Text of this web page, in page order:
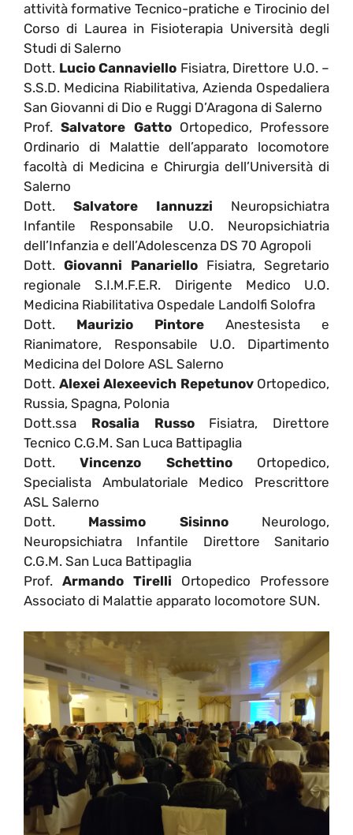
attività formative Tecnico-pratiche e Tirocinio del
Corso di Laurea in Fisioterapia Università degli
Studi di Salerno
Dott. Lucio Cannaviello Fisiatra, Direttore U.O. –
S.S.D. Medicina Riabilitativa, Azienda Ospedaliera
San Giovanni di Dio e Ruggi D’Aragona di Salerno
Prof.Salvatore GattoOrtopedico, Professore
Ordinario di Malattie dell’apparato locomotore
facoltà di Medicina e Chirurgia dell’Università di
Salerno
Dott. Salvatore Iannuzzi Neuropsichiatra
Infantile Responsabile U.O. Neuropsichiatria
dell’Infanzia e dell’Adolescenza DS 70 Agropoli
Dott. Giovanni Panariello Fisiatra, Segretario
regionale S.I.M.F.E.R. Dirigente Medico U.O.
Medicina Riabilitativa Ospedale Landolfi Solofra
Dott. Maurizio Pintore Anestesista e
Rianimatore, Responsabile U.O. Dipartimento
Medicina del Dolore ASL Salerno
Dott. Alexei Alexeevich RepetunovOrtopedico,
Russia, Spagna, Polonia
Dott.ssa Rosalia RussoFisiatra, Direttore
Tecnico C.G.M. San Luca Battipaglia
Dott.Vincenzo SchettinoOrtopedico,
Specialista Ambulatoriale Medico Prescrittore
ASL Salerno
Dott. Massimo SisinnoNeurologo,
Neuropsichiatra Infantile Direttore Sanitario
C.G.M. San Luca Battipaglia
Prof. Armando Tirelli Ortopedico Professore
Associato di Malattie apparato locomotore SUN.